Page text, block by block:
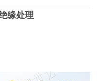
缘处理